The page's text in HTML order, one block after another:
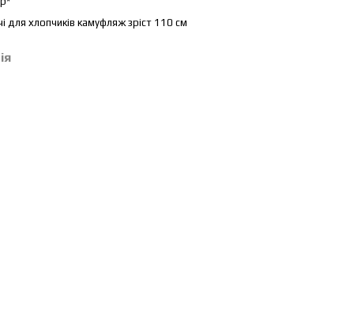
для хлопчиків камуфляж зріст 110 см